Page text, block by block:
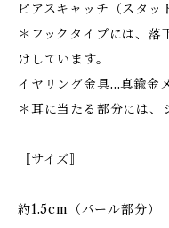
ピアスキャッチ（スタ
＊フックタイプには、
けしています。
イヤリング金具…真鍮金
＊耳に当たる部分には、
〚サイズ〛
約1.5cm（パール部分）